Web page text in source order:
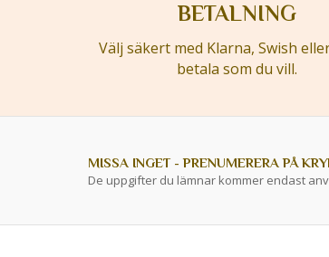
BETALNING
Välj säkert med Klarna, Swish
betala som du vill.
MISSA INGET - PRENUMERERA PÅ
De uppgifter du lämnar kommer endast